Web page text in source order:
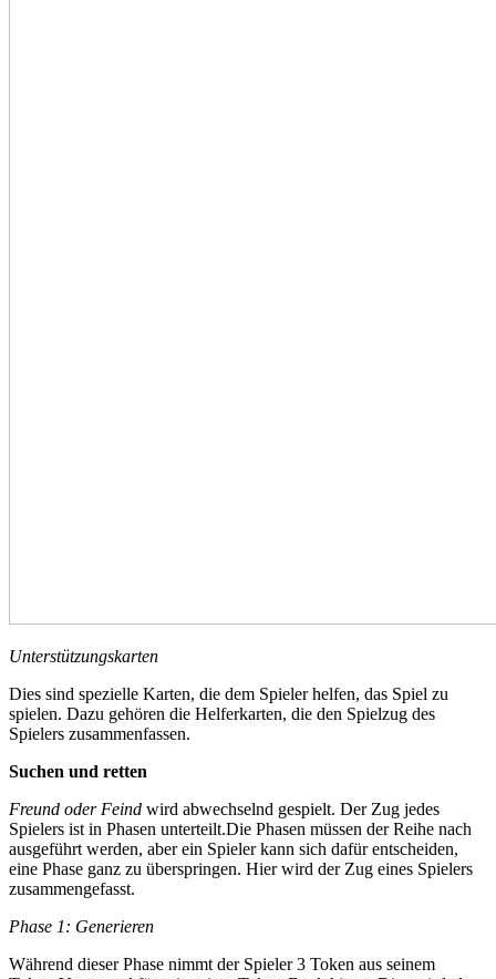
Unterstützungskarten
Dies sind spezielle Karten, die dem Spieler helfen, das Spiel zu
spielen. Dazu gehören die Helferkarten, die den Spielzug des
Spielers zusammenfassen.
Suchen und retten
Freund oder Feind wird abwechselnd gespielt. Der Zug jedes
Spielers ist in Phasen unterteilt.Die Phasen müssen der Reihe nach
ausgeführt werden, aber ein Spieler kann sich dafür entscheiden,
eine Phase ganz zu überspringen. Hier wird der Zug eines Spielers
zusammengefasst.
Phase 1: Generieren
Während dieser Phase nimmt der Spieler 3 Token aus seinem